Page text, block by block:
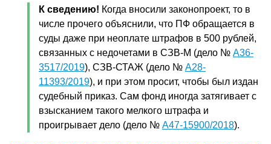
К сведению! Когда вносили законопроект, то в
числе прочего объяснили, что ПФ обращается в
суды даже при неоплате штрафов в 500 рублей,
связанных с недочетами в СЗВ-М (дело № А36-
3517/2019), СЗВ-СТАЖ (дело № А28-
11393/2019), и при этом просит, чтобы был издан
судебный приказ. Сам фонд иногда затягивает с
взысканием такого мелкого штрафа и
проигрывает дело (дело № А47-15900/2018).